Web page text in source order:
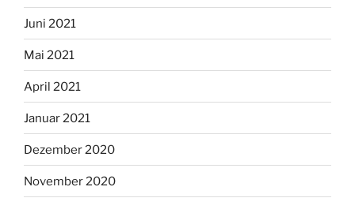
Juni 2021
Mai 2021
April 2021
Januar 2021
Dezember 2020
November 2020